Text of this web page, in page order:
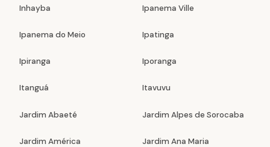
Inhayba Ipanema Ville
Ipanema do Meio Ipatinga
Ipiranga Iporanga
Itanguá Itavuvu
Jardim Abaeté Jardim Alpes de Sorocaba
Jardim América Jardim Ana Maria